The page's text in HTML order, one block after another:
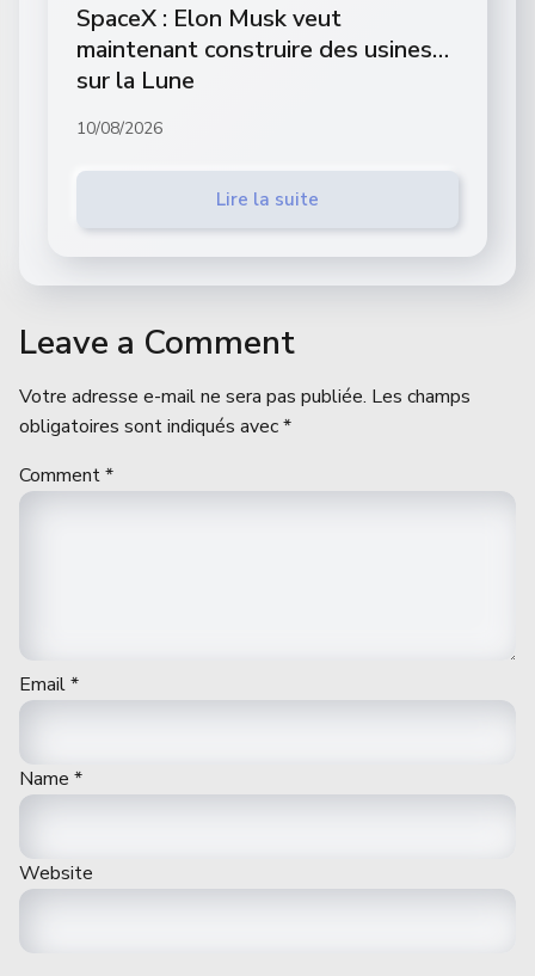
SpaceX : Elon Musk veut
maintenant construire des usines…
sur la Lune
10/08/2026
Lire la suite
Leave a Comment
Votre adresse e-mail ne sera pas publiée. Les champs
obligatoires sont indiqués avec*
Comment*
Email*
Name *
Website